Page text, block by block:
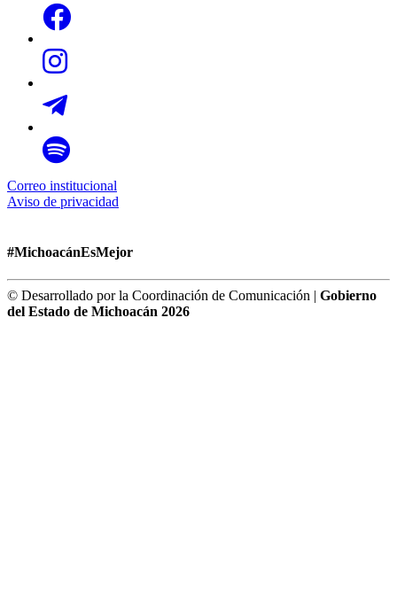
Correo institucional
Aviso de privacidad
#MichoacánEsMejor
© Desarrollado por la Coordinación de Comunicación | Gobierno
del Estado de Michoacán 2026